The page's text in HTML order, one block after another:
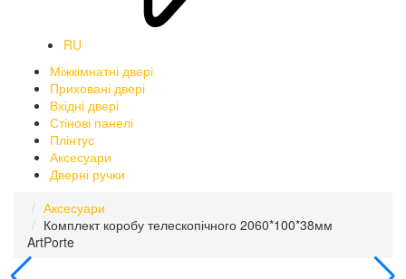
RU
Міжкімнатні двері
Приховані двері
Вхідні двері
Стінові панелі
Плінтус
Аксесуари
Дверні ручки
Аксесуари
Комплект коробу телескопічного 2060*100*38мм
ArtPorte